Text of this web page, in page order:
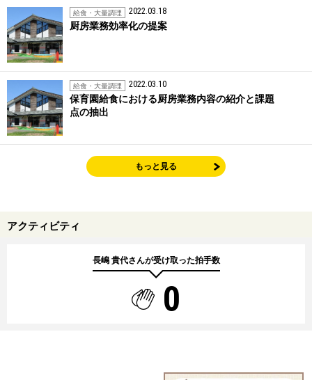
給食・大量調理 2022.03.18
厨房業務効率化の提案
給食・大量調理 2022.03.10
保育園給食における厨房業務内容の紹介と課題
点の抽出
もっと見る
アクティビティ
長嶋 貴代さんが受け取った拍手数
0